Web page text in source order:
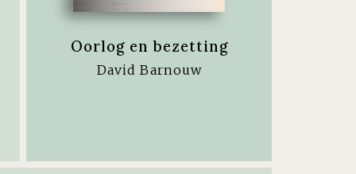
Oorlog en bezetting
David Barnouw